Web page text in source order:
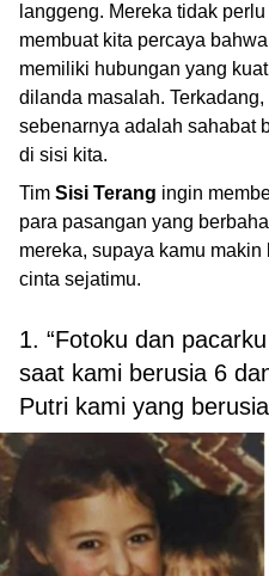
langgeng. Mereka tidak
membuat kita percaya
memiliki hubungan yang
dilanda masalah.
sebenarnya adalah sahabat
di sisi kita.
Tim Sisi Terang ingin
para pasangan yang
mereka, supaya kamu
cinta sejatimu.
1. “Fotoku dan
saat kami berusia 6
Putri kami yang